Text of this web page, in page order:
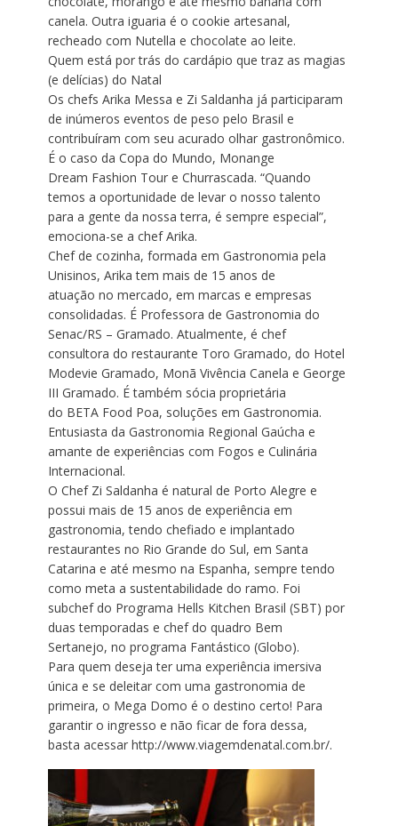
canela. Outra iguaria é o cookie artesanal,
recheado com Nutella e chocolate ao leite.
Quem está por trás do cardápio que traz as magias
(e delícias) do Natal
Os chefs Arika Messa e Zi Saldanha já participaram
de inúmeros eventos de peso pelo Brasil e
contribuíram com seu acurado olhar gastronômico.
É o caso da Copa do Mundo, Monange
Dream Fashion Tour e Churrascada. “Quando
temos a oportunidade de levar o nosso talento
para a gente da nossa terra, é sempre especial”,
emociona-se a chef Arika.
Chef de cozinha, formada em Gastronomia pela
Unisinos, Arika tem mais de 15 anos de
atuação no mercado, em marcas e empresas
consolidadas. É Professora de Gastronomia do
Senac/RS – Gramado. Atualmente, é chef
consultora do restaurante Toro Gramado, do Hotel
Modevie Gramado, Monã Vivência Canela e George
III Gramado. É também sócia proprietária
do BETA Food Poa, soluções em Gastronomia.
Entusiasta da Gastronomia Regional Gaúcha e
amante de experiências com Fogos e Culinária
Internacional.
O Chef Zi Saldanha é natural de Porto Alegre e
possui mais de 15 anos de experiência em
gastronomia, tendo chefiado e implantado
restaurantes no Rio Grande do Sul, em Santa
Catarina e até mesmo na Espanha, sempre tendo
como meta a sustentabilidade do ramo. Foi
subchef do Programa Hells Kitchen Brasil (SBT) por
duas temporadas e chef do quadro Bem
Sertanejo, no programa Fantástico (Globo).
Para quem deseja ter uma experiência imersiva
única e se deleitar com uma gastronomia de
primeira, o Mega Domo é o destino certo! Para
garantir o ingresso e não ficar de fora dessa,
basta acessar http://www.viagemdenatal.com.br/.